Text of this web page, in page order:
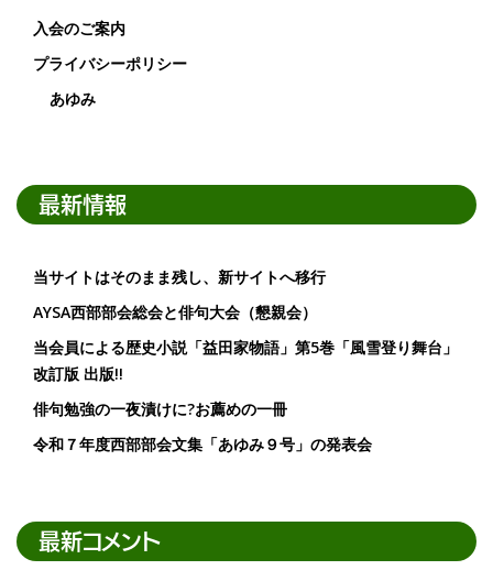
入会のご案内
プライバシーポリシー
あゆみ
最新情報
当サイトはそのまま残し、新サイトへ移行
AYSA西部部会総会と俳句大会（懇親会）
当会員による歴史小説「益田家物語」第5巻「風雪登り舞台」
改訂版 出版!!
俳句勉強の一夜漬けに?お薦めの一冊
令和７年度西部部会文集「あゆみ９号」の発表会
最新コメント